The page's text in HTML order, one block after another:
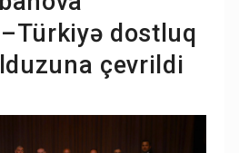
dostluq
çevrildi